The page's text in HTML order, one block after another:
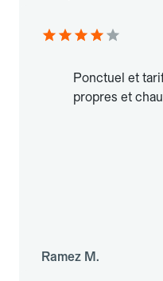
Ponctuel et
propres et
Ramez M.